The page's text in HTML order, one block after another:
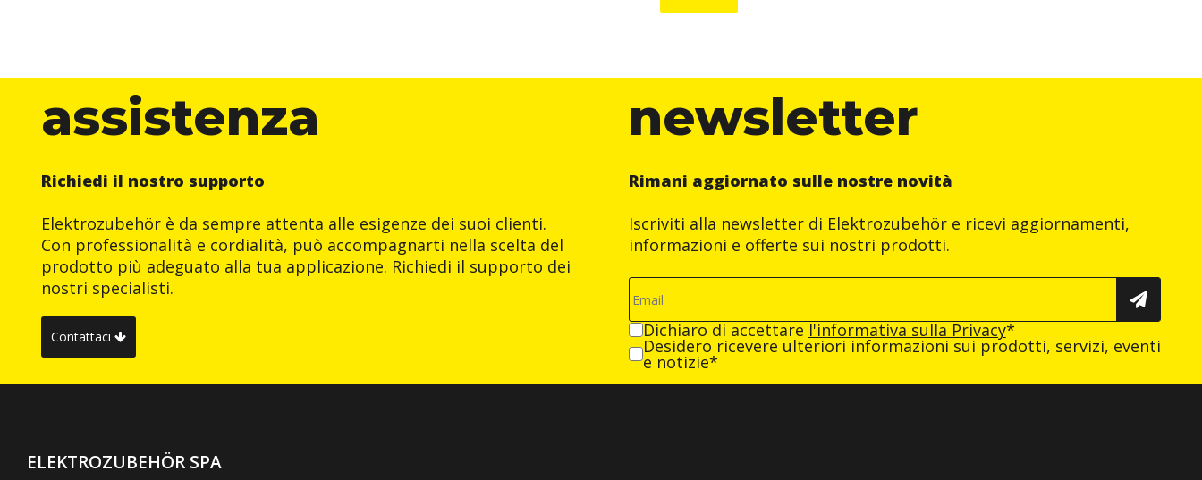
assistenza
Richiedi il nostro supporto
Elektrozubehör è da sempre attenta alle esigenze dei suoi clienti.
Con professionalità e cordialità, può accompagnarti nella scelta del
prodotto più adeguato alla tua applicazione. Richiedi il supporto dei
nostri specialisti.
Contattaci
newsletter
Rimani aggiornato sulle nostre novità
Iscriviti alla newsletter di Elektrozubehör e ricevi aggiornamenti,
informazioni e offerte sui nostri prodotti.
Dichiaro di accettare l'informativa sulla Privacy*
Desidero ricevere ulteriori informazioni sui prodotti, servizi, eventi
e notizie*
ELEKTROZUBEHÖR SPA